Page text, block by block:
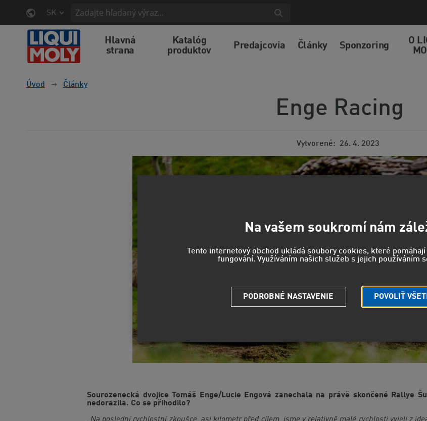
SK
Hlavná
strana
Katalóg
produktov
Predajcovia Články Sponzoring
O
Úvod Články
Enge Racing
Vytvorené 26. 4. 2023
Sourozenecká dvojice Tomáš Enge/Lucie Engová zanechala na právě skončené Rallye
nedorazila. Co se přihodilo?
Na vašem soukromí nám
Tento internetový obchod ukládá soubory cookies, které
fungování. Využíváním našich služeb s jejich používáním
POVOLIŤ
PODROBNÉ NASTAVENIE